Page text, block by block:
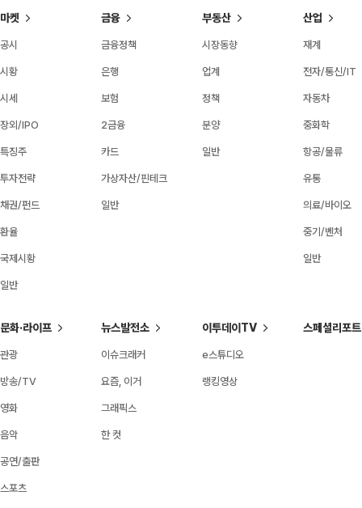
마켓
공시
시황
시세
장외/IPO
특징주
투자전략
채권/펀드
환율
국제시황
일반
금융
금융정책
은행
보험
2금융
카드
가상자산/핀테크
일반
부동산
시장동향
업계
정책
분양
일반
산업
재계
전자/통신/IT
자동차
중화학
항공/물류
유통
의료/바이오
중기/벤처
일반
문화·라이프
관광
방송/TV
영화
음악
공연/출판
스포츠
뉴스발전소
이슈크래커
요즘, 이거
그래픽스
한 컷
이투데이TV
e스튜디오
랭킹영상
스페셜리포트